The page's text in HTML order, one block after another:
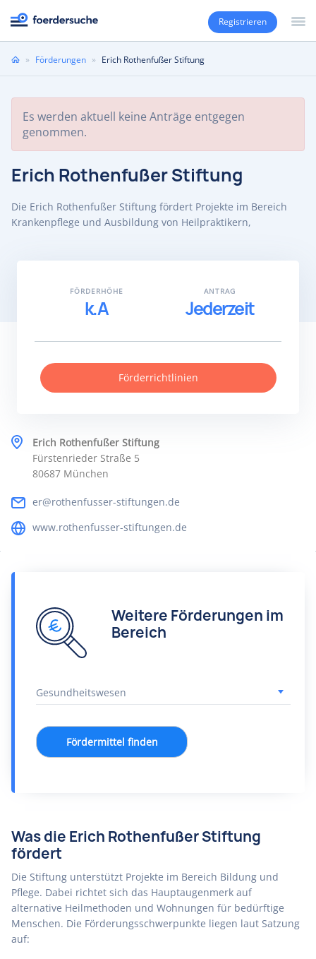
Registrieren
Sie
hier
» Förderungen » Erich Rothenfußer Stiftung
Es werden aktuell keine Anträge entgegen
genommen.
Erich Rothenfußer Stiftung
Die Erich Rothenfußer Stiftung fördert Projekte im Bereich
Krankenpflege und Ausbildung von Heilpraktikern,
Erich Rothenfußer Stiftung
Fürstenrieder Straße 5
80687 München
er@rothenfusser-stiftungen.de
www.rothenfusser-stiftungen.de
FÖRDERHÖHE
k.A
ANTRAG
Jederzeit
Förderrichtlinien
Weitere Förderungen im
Bereich
Fördermittel finden
Was die Erich Rothenfußer Stiftung
fördert
Die Stiftung unterstützt Projekte im Bereich Bildung und
Pflege. Dabei richtet sich das Hauptaugenmerk auf
alternative Heilmethoden und Wohnungen für bedürftige
Menschen. Die Förderungsschwerpunkte liegen laut Satzung
auf: